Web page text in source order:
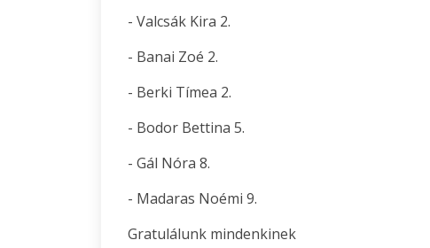
- Valcsák Kira 2.
- Banai Zoé 2.
- Berki Tímea 2.
- Bodor Bettina 5.
- Gál Nóra 8.
- Madaras Noémi 9.
Gratulálunk mindenkinek